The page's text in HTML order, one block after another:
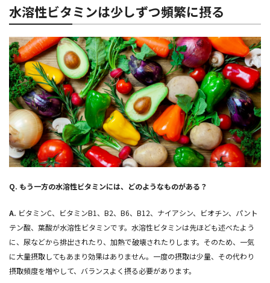
水溶性ビタミンは少しずつ頻繁に摂る
Q. もう一方の水溶性ビタミンには、どのようなものがある？
A. ビタミンC、ビタミンB1、B2、B6、B12、ナイアシン、ビオチン、パント
テン酸、葉酸が水溶性ビタミンです。水溶性ビタミンは先ほども述べたよう
に、尿などから排出されたり、加熱で破壊されたりします。そのため、一気
に大量摂取してもあまり効果はありません。一度の摂取は少量、その代わり
摂取頻度を増やして、バランスよく摂る必要があります。